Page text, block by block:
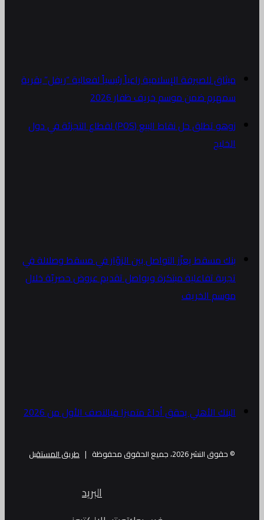
ميثاق للصيرفة الإسلامية راعياً رئيسياً لفعالية “ريفل” بقرية
سمهرم ضمن موسم خريف ظفار 2026
زوهو تطلق حل نقاط البيع (POS) لقطاع التجزئة في دول
الخليج
بنك مسقط يعزّز التواصل بين الزوّار في مسقط وصلالة في
تجربة تفاعلية مبتكرة ويواصل تقديم عروض حصريّة خلال
موسم الخريف
البنك الأهلي يحقق أداءً متميزا فيالنصف الأول من 2026
© حقوق النشر 2026، جميع الحقوق محفوظة | طريق المستقبل
البريد